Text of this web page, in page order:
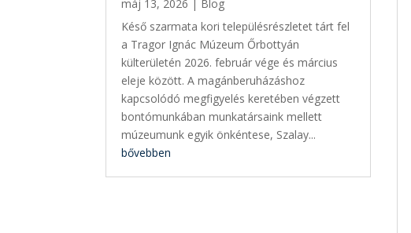
máj 13, 2026 | Blog
Késő szarmata kori településrészletet tárt fel
a Tragor Ignác Múzeum Őrbottyán
külterületén 2026. február vége és március
eleje között. A magánberuházáshoz
kapcsolódó megfigyelés keretében végzett
bontómunkában munkatársaink mellett
múzeumunk egyik önkéntese, Szalay...
bővebben